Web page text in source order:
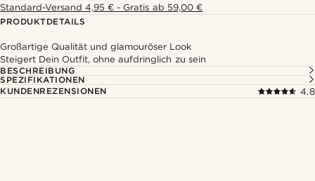
Standard-Versand 4,95 € - Gratis ab 59,00 €
PRODUKTDETAILS
Großartige Qualität und glamouröser Look
Steigert Dein Outfit, ohne aufdringlich zu sein
BESCHREIBUNG
SPEZIFIKATIONEN
KUNDENREZENSIONEN
4.8